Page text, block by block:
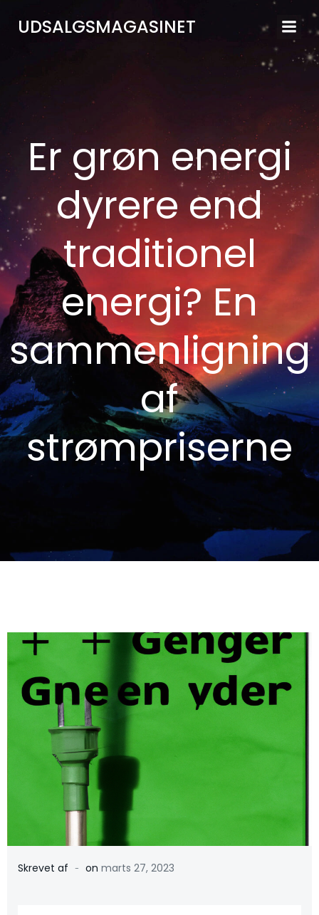
til
indhold
UDSALGSMAGASINET
Er grøn energi
dyrere end
traditionel
energi? En
sammenligning
af
strømpriserne
Skrevet af - on marts 27, 2023